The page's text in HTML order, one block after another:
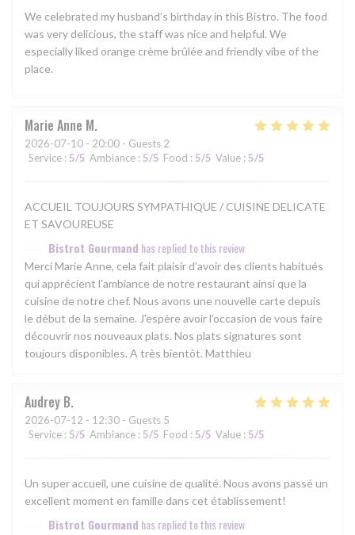
We celebrated my husband’s birthday in this Bistro. The food
was very delicious, the staff was nice and helpful. We
especially liked orange crème brûlée and friendly vibe of the
place.
Marie Anne M
2026-07-10 - 20:00 - Guests 2
Service : 5/5 Ambiance : 5/5 Food : 5/5 Value : 5/5
ACCUEIL TOUJOURS SYMPATHIQUE / CUISINE DELICATE
ET SAVOUREUSE
Bistrot Gourmand has replied to this review
Merci Marie Anne, cela fait plaisir d'avoir des clients habitués
qui apprécient l'ambiance de notre restaurant ainsi que la
cuisine de notre chef. Nous avons une nouvelle carte depuis
le début de la semaine. J'espère avoir l'occasion de vous faire
découvrir nos nouveaux plats. Nos plats signatures sont
toujours disponibles. A très bientôt. Matthieu
Audrey B
2026-07-12 - 12:30 - Guests 5
Service : 5/5 Ambiance : 5/5 Food : 5/5 Value : 5/5
Un super accueil, une cuisine de qualité. Nous avons passé un
excellent moment en famille dans cet établissement!
Bistrot Gourmand has replied to this review